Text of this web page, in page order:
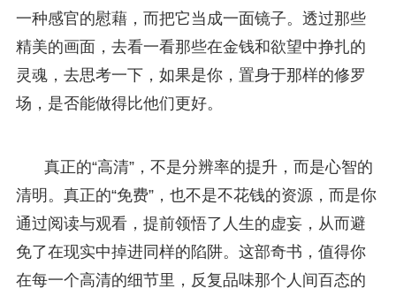
一种感官的慰藉，而把它当成一面镜子。透过那些
精美的画面，去看一看那些在金钱和欲望中挣扎的
灵魂，去思考一下，如果是你，置身于那样的修罗
场，是否能做得比他们更好。
真正的“高清”，不是分辨率的提升，而是心智的
清明。真正的“免费”，也不是不花钱的资源，而是你
通过阅读与观看，提前领悟了人生的虚妄，从而避
免了在现实中掉进同样的陷阱。这部奇书，值得你
在每一个高清的细节里，反复品味那个人间百态的